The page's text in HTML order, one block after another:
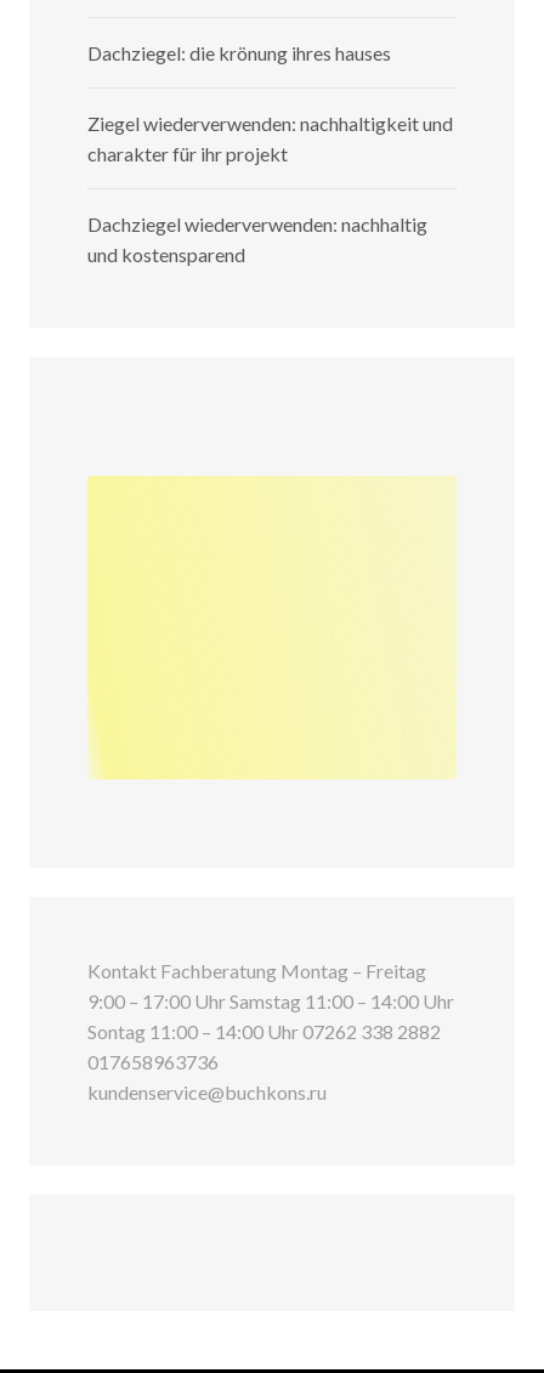
Dachziegel: die krönung ihres hauses
Ziegel wiederverwenden: nachhaltigkeit und
charakter für ihr projekt
Dachziegel wiederverwenden: nachhaltig
und kostensparend
Kontakt Fachberatung Montag – Freitag
9:00 – 17:00 Uhr Samstag 11:00 – 14:00 Uhr
Sontag 11:00 – 14:00 Uhr 07262 338 2882
017658963736
kundenservice@buchkons.ru